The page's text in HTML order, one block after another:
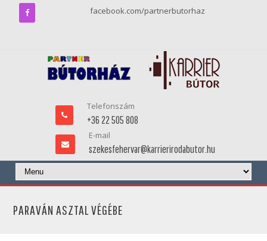
facebook.com/partnerbutorhaz
Telefonszám
+36 22 505 808
E-mail
szekesfehervar@karrierirodabutor.hu
PARAVÁN ASZTAL VÉGÉBE